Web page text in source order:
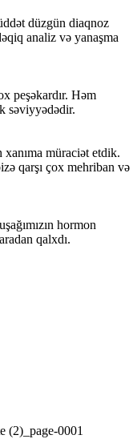
düzgün diaqnoz
analiz və yanaşma
peşəkardır. Həm
səviyyədədir.
xanıma müraciət etdik.
qarşı çox mehriban və
hormon
qalxdı.